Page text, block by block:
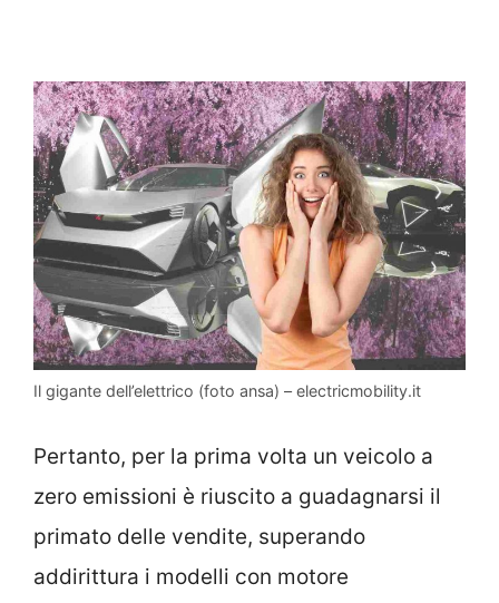
Il gigante dell’elettrico (foto ansa) – electricmobility.it
Pertanto, per la prima volta un veicolo a
zero emissioni è riuscito a guadagnarsi il
primato delle vendite, superando
addirittura i modelli con motore